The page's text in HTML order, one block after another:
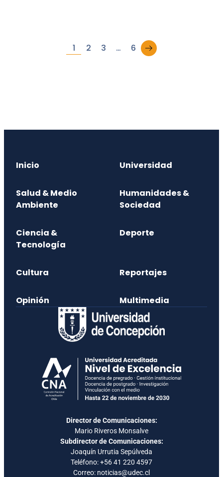
1 2 3 … 6 →
Inicio Universidad
Salud & Medio
Ambiente
Humanidades &
Sociedad
Ciencia &
Tecnología
Deporte
Cultura Reportajes
Opinión Multimedia
Director de Comunicaciones:
Mario Riveros Monsalve
Subdirector de Comunicaciones:
Joaquín Urrutia Sepúlveda
Teléfono:+56 41 220 4597
Correo: noticias@udec.cl